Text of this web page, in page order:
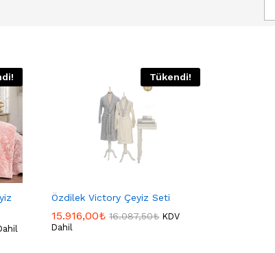
Tükendi!
Özdilek Victory Çeyiz Seti
15.916,00₺ 16.087,50₺ KDV
Dahil
15.916,00₺ 16.087,50₺